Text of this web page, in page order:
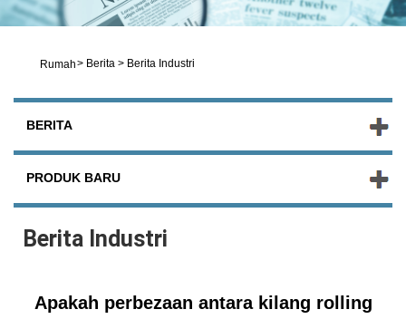
Rumah> Berita > Berita Industri
BERITA
PRODUK BARU
Berita Industri
Apakah perbezaan antara kilang rolling